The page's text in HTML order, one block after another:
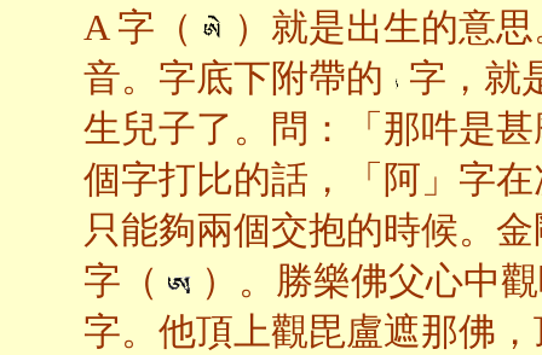
A 字（
）就是出生的意
音。字底下附帶的
字，就
生兒子了。問：「那吽是
個字打比的話，「阿」字
只能夠兩個交抱的時候。
字（
）。勝樂佛父心中
字。他頂上觀毘盧遮那佛